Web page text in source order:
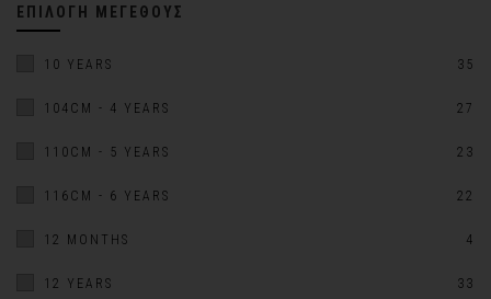
ΕΠΙΛΟΓΉ ΜΕΓΈΘΟΥΣ
10 YEARS 35
104CM - 4 YEARS 27
110CM - 5 YEARS 23
116CM - 6 YEARS 22
12 MONTHS 4
12 YEARS 33